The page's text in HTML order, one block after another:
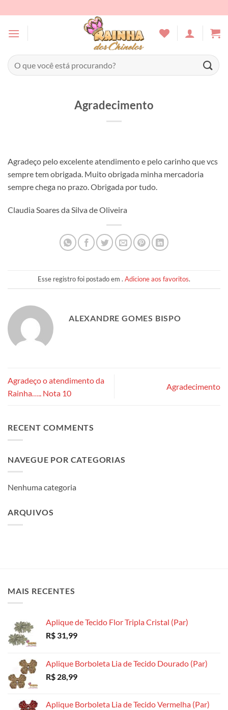
to
content
Pesquisar
por:
Agradecimento
Agradeço pelo excelente atendimento e pelo carinho que vcs
sempre tem obrigada. Muito obrigada minha mercadoria
sempre chega no prazo. Obrigada por tudo.
Claudia Soares da Silva de Oliveira
Esse registro foi postado em . Adicione aos favoritos.
ALEXANDRE GOMES BISPO
Agradeço o atendimento da
Rainha….. Nota 10
Agradecimento
RECENT COMMENTS
NAVEGUE POR CATEGORIAS
Nenhuma categoria
ARQUIVOS
MAIS RECENTES
Aplique de Tecido Flor Tripla Cristal (Par)
R$ 31,99
Aplique Borboleta Lia de Tecido Dourado (Par)
R$ 28,99
Aplique Borboleta Lia de Tecido Vermelha (Par)